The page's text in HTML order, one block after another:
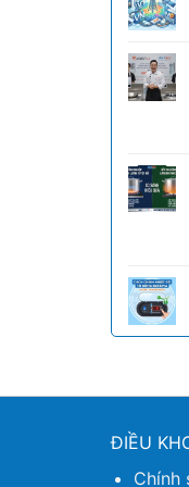
ĐIỀU
Chính